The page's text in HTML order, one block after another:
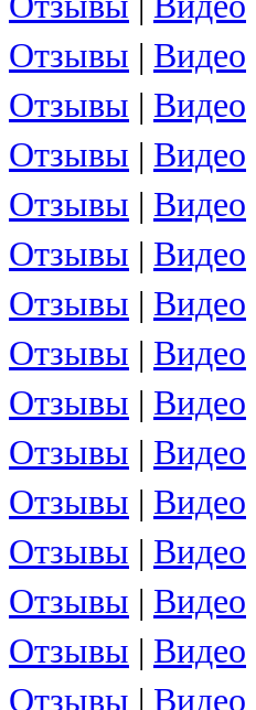
Отзывы | Видео
Отзывы | Видео
Отзывы | Видео
Отзывы | Видео
Отзывы | Видео
Отзывы | Видео
Отзывы | Видео
Отзывы | Видео
Отзывы | Видео
Отзывы | Видео
Отзывы | Видео
Отзывы | Видео
Отзывы | Видео
Отзывы | Видео